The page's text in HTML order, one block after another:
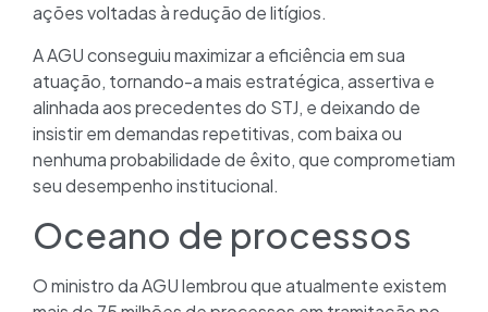
ações voltadas à redução de litígios.
A AGU conseguiu maximizar a eficiência em sua
atuação, tornando-a mais estratégica, assertiva e
alinhada aos precedentes do STJ, e deixando de
insistir em demandas repetitivas, com baixa ou
nenhuma probabilidade de êxito, que comprometiam
seu desempenho institucional.
Oceano de processos
O ministro da AGU lembrou que atualmente existem